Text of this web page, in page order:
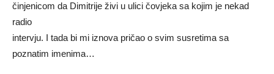
činjenicom da Dimitrije živi u ulici čovjeka sa kojim je nekad
radio
intervju. I tada bi mi iznova pričao o svim susretima sa
poznatim imenima…